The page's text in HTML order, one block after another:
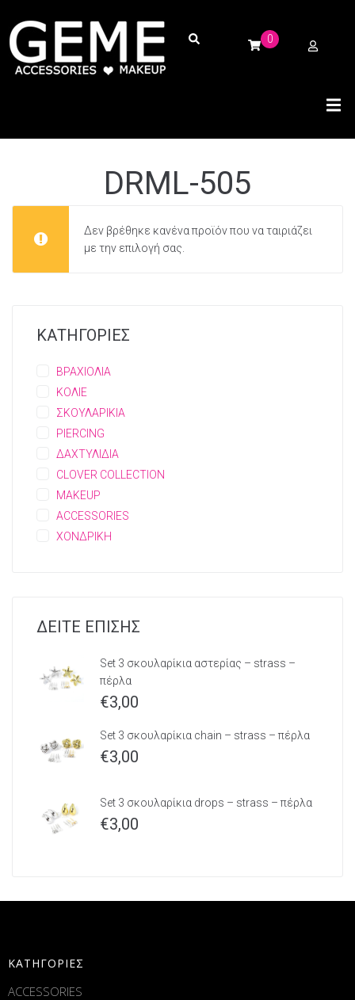
0
DRML-505
Δεν βρέθηκε κανένα προϊόν που να ταιριάζει
με την επιλογή σας.
ΚΑΤΗΓΟΡΙΕΣ
ΒΡΑΧΙΟΛΙΑ
ΚΟΛΙΕ
ΣΚΟΥΛΑΡΙΚΙΑ
PIERCING
ΔΑΧΤΥΛΙΔΙΑ
CLOVER COLLECTION
MAKEUP
ACCESSORIES
ΧΟΝΔΡΙΚΗ
ΔΕΙΤΕ ΕΠΙΣΗΣ
Set 3 σκουλαρίκια αστερίας – strass –
πέρλα
€3,00
Set 3 σκουλαρίκια chain – strass – πέρλα
€3,00
Set 3 σκουλαρίκια drops – strass – πέρλα
€3,00
ΚΑΤΗΓΟΡΙΕΣ
ACCESSORIES